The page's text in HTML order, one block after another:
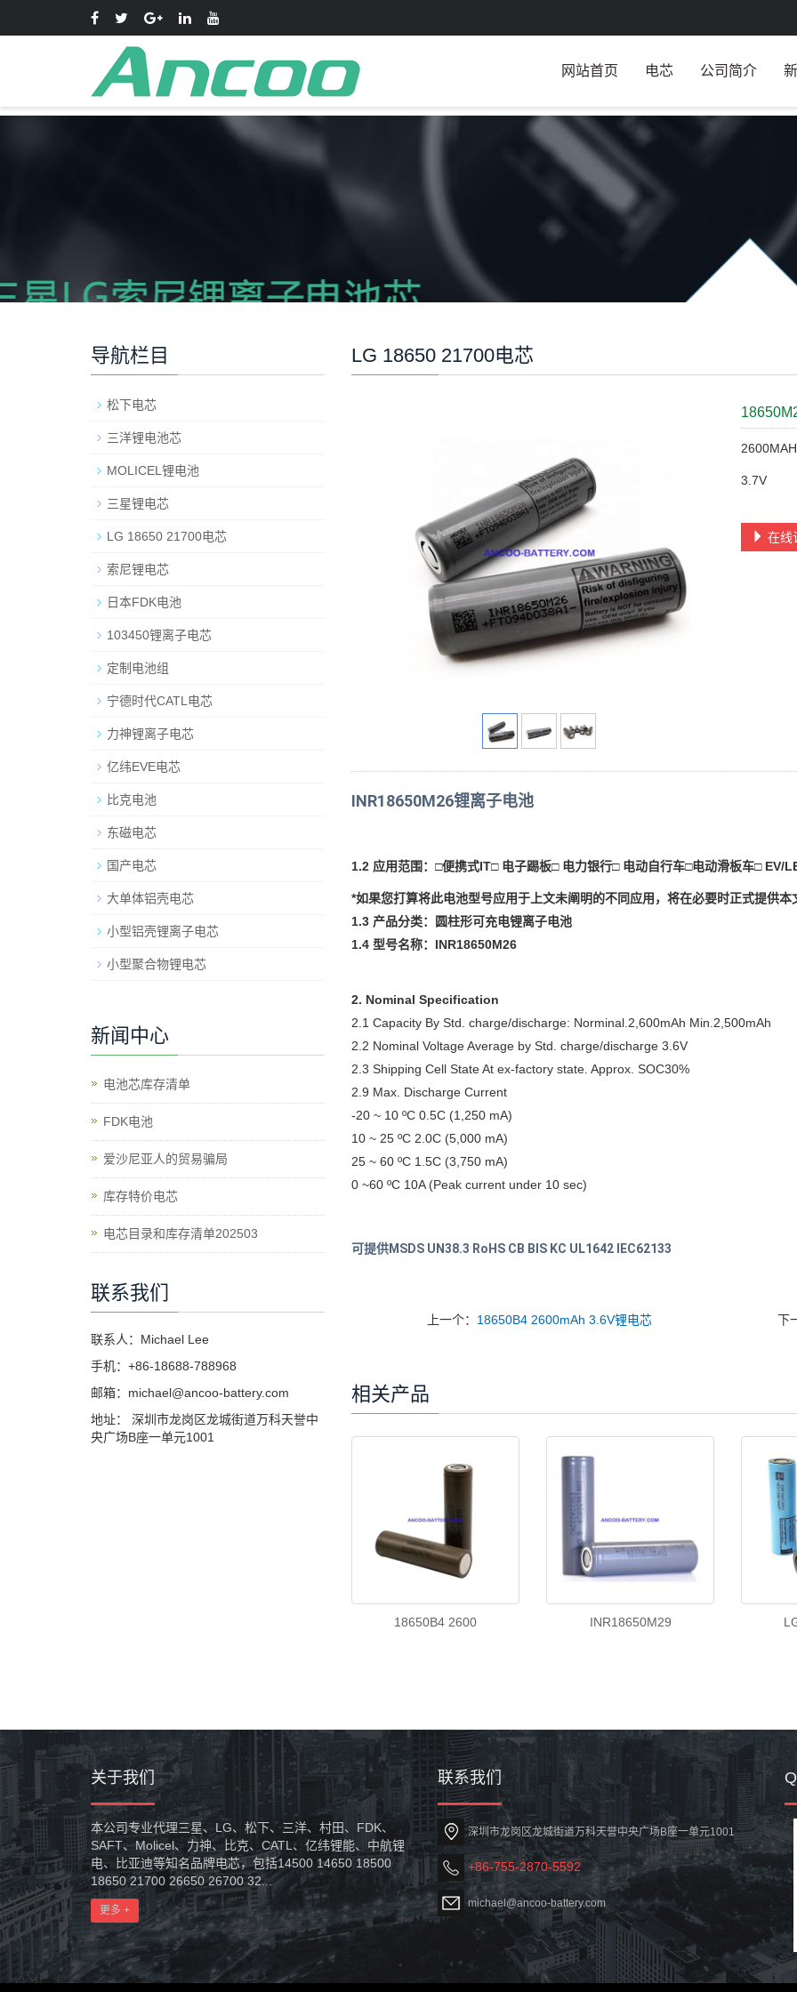
网站首页 电芯 公司简介
LG 18650 21700电芯
2600MAH
3.7V
在线
INR18650M26锂离子电池
1.2 应用范围：□便携式IT□ 电子踢板□ 电力银行□ 电动自行车□电动滑板车□ EV/
*如果您打算将此电池型号应用于上文未阐明的不同应用，将在必要时正式提供本
1.3 产品分类：圆柱形可充电锂离子电池
1.4 型号名称：INR18650M26
2. Nominal Specification
2.1 Capacity By Std. charge/discharge: Norminal.2,600mAh Min.2,500mAh
2.2 Nominal Voltage Average by Std. charge/discharge 3.6V
2.3 Shipping Cell State At ex-factory state. Approx. SOC30%
2.9 Max. Discharge Current
-20 ~ 10 ºC 0.5C (1,250 mA)
10 ~ 25 ºC 2.0C (5,000 mA)
25 ~ 60 ºC 1.5C (3,750 mA)
0 ~60 ºC 10A (Peak current under 10 sec)
可提供MSDS UN38.3 RoHS CB BIS KC UL1642 IEC62133
上一个： 18650B4 2600mAh 3.6V锂电芯 下
相关产品
18650B4 2600 INR18650M29
导航栏目
松下电芯
三洋锂电池芯
MOLICEL锂电池
三星锂电芯
LG 18650 21700电芯
索尼锂电芯
日本FDK电池
103450锂离子电芯
定制电池组
宁德时代CATL电芯
力神锂离子电芯
亿纬EVE电芯
比克电池
东磁电芯
国产电芯
大单体铝壳电芯
小型铝壳锂离子电芯
小型聚合物锂电芯
新闻中心
电池芯库存清单
​FDK电池
爱沙尼亚人的贸易骗局
库存特价电芯
电芯目录和库存清单202503
联系我们
联系人：Michael Lee
手机：+86-18688-788968
邮箱：michael@ancoo-battery.com
地址： 深圳市龙岗区龙城街道万科天誉中
央广场B座一单元1001
关于我们
本公司专业代理三星、LG、松下、三洋、村田、FDK、
SAFT、Molicel、力神、比克、CATL、亿纬锂能、中航锂
电、比亚迪等知名品牌电芯，包括14500 14650 18500
18650 21700 26650 26700 32...
更多 +
联系我们
深圳市龙岗区龙城街道万科天誉中央广场B座一单元1001
+86-755-2870-5592
michael@ancoo-battery.com